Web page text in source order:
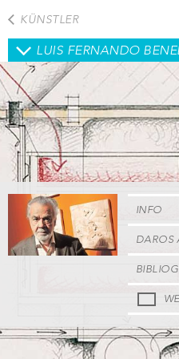
zum
Inhalt
KÜNSTLER
LUIS FERNANDO
INFO
DAROS